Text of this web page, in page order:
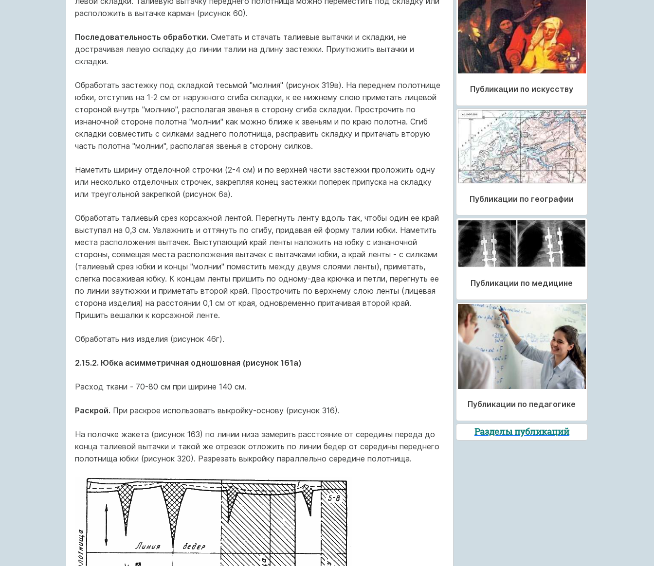
расположить в вытачке карман (рисунок 60).
Последовательность обработки. Сметать и стачать талиевые вытачки и складки, не
дострачивая левую складку до линии талии на длину застежки. Приутюжить вытачки и
складки.
Обработать застежку под складкой тесьмой "молния" (рисунок 319в). На переднем полотнище
юбки, отступив на 1-2 см от наружного сгиба складки, к ее нижнему слою приметать лицевой
стороной внутрь "молнию", располагая звенья в сторону сгиба складки. Прострочить по
изнаночной стороне полотна "молнии" как можно ближе к звеньям и по краю полотна. Сгиб
складки совместить с силками заднего полотнища, расправить складку и притачать вторую
часть полотна "молнии", располагая звенья в сторону силков.
Наметить ширину отделочной строчки (2-4 см) и по верхней части застежки проложить одну
или несколько отделочных строчек, закрепляя конец застежки поперек припуска на складку
или треугольной закрепкой (рисунок 6а).
Обработать талиевый срез корсажной лентой. Перегнуть ленту вдоль так, чтобы один ее край
выступал на 0,3 см. Увлажнить и оттянуть по сгибу, придавая ей форму талии юбки. Наметить
места расположения вытачек. Выступающий край ленты наложить на юбку с изнаночной
стороны, совмещая места расположения вытачек с вытачками юбки, а край ленты - с силками
(талиевый срез юбки и концы "молнии" поместить между двумя слоями ленты), приметать,
слегка посаживая юбку. К концам ленты пришить по одному-два крючка и петли, перегнуть ее
по линии заутюжки и приметать второй край. Прострочить по верхнему слою ленты (лицевая
сторона изделия) на расстоянии 0,1 см от края, одновременно притачивая второй край.
Пришить вешалки к корсажной ленте.
Обработать низ изделия (рисунок 46г).
2.15.2. Юбка асимметричная одношовная (рисунок 161а)
Расход ткани - 70-80 см при ширине 140 см.
Раскрой. При раскрое использовать выкройку-основу (рисунок 316).
На полочке жакета (рисунок 163) по линии низа замерить расстояние от середины переда до
конца талиевой вытачки и такой же отрезок отложить по линии бедер от середины переднего
полотнища юбки (рисунок 320). Разрезать выкройку параллельно середине полотнища.
Публикации по искусству
Публикации по географии
Публикации по медицине
Публикации по педагогике
Разделы публикаций